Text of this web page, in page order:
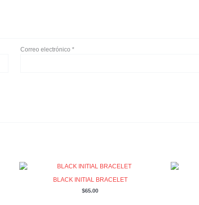
Correo electrónico *
BLACK INITIAL BRACELET
$65.00